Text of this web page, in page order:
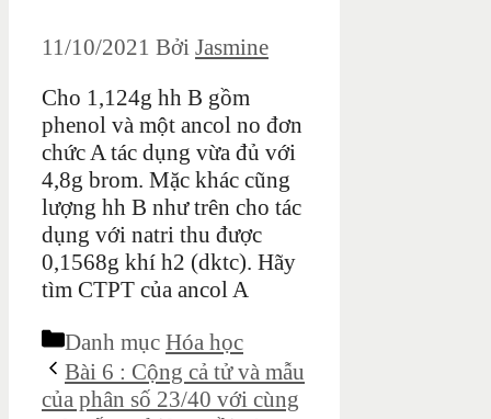
11/10/2021 Bởi Jasmine
Cho 1,124g hh B gồm
phenol và một ancol no đơn
chức A tác dụng vừa đủ với
4,8g brom. Mặc khác cũng
lượng hh B như trên cho tác
dụng với natri thu được
0,1568g khí h2 (dktc). Hãy
tìm CTPT của ancol A
Danh mục Hóa học
Bài 6 : Cộng cả tử và mẫu
của phân số 23/40 với cùng